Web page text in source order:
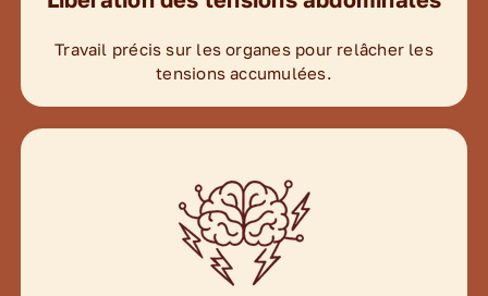
Travail précis sur les organes pour relâcher les
tensions accumulées.